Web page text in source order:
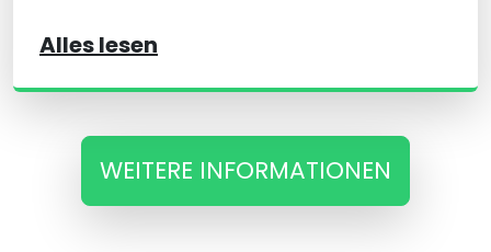
Alles lesen
WEITERE INFORMATIONEN